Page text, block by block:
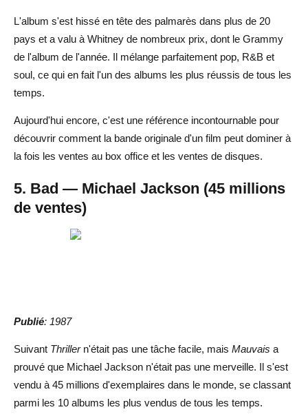
L'album s'est hissé en tête des palmarès dans plus de 20
pays et a valu à Whitney de nombreux prix, dont le Grammy
de l'album de l'année. Il mélange parfaitement pop, R&B et
soul, ce qui en fait l'un des albums les plus réussis de tous les
temps.
Aujourd'hui encore, c'est une référence incontournable pour
découvrir comment la bande originale d'un film peut dominer à
la fois les ventes au box office et les ventes de disques.
5. Bad — Michael Jackson (45 millions
de ventes)
Publié: 1987
Suivant Thrillern'était pas une tâche facile, mais Mauvais a
prouvé que Michael Jackson n'était pas une merveille. Il s'est
vendu à 45 millions d'exemplaires dans le monde, se classant
parmi les 10 albums les plus vendus de tous les temps.